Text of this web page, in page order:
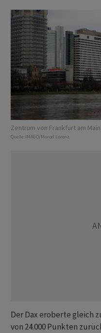
Zentrum von Frankfurt am Main.
Quelle: IMAGO/Marcel Lorenz
Der Dax eroberte gleich
von 24.000 Punkten